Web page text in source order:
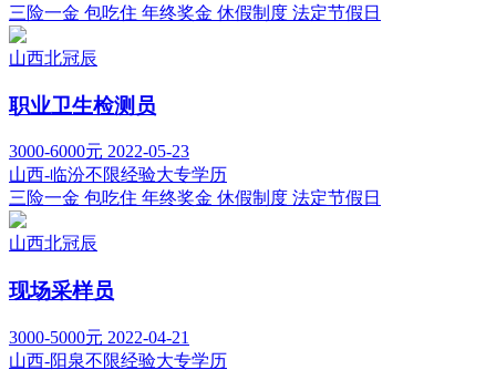
三险一金 包吃住 年终奖金 休假制度 法定节假日
山西北冠辰
职业卫生检测员
3000-6000元 2022-05-23
山西-临汾不限经验大专学历
三险一金 包吃住 年终奖金 休假制度 法定节假日
山西北冠辰
现场采样员
3000-5000元 2022-04-21
山西-阳泉不限经验大专学历